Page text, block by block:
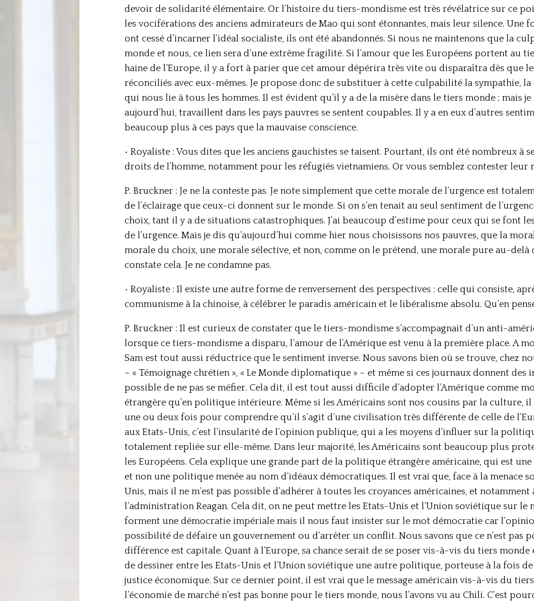
devoir de solidarité élémentaire. Or l’histoire du tiers-mondisme est très révélatrice sur ce
les vociférations des anciens admirateurs de Mao qui sont étonnantes, mais leur silence. Une
ont cessé d’incarner l’idéal socialiste, ils ont été abandonnés. Si nous ne maintenons que la
monde et nous, ce lien sera d’une extrême fragilité. Si l’amour que les Européens portent au
haine de l’Europe, il y a fort à parier que cet amour dépérira très vite ou disparaîtra dès que
réconciliés avec eux-mêmes. Je propose donc de substituer à cette culpabilité la sympathie,
qui nous lie à tous les hommes. Il est évident qu’il y a de la misère dans le tiers monde ; mais je
aujourd’hui, travaillent dans les pays pauvres se sentent coupables. Il y a en eux d’autres
beaucoup plus à ces pays que la mauvaise conscience.
• Royaliste : Vous dites que les anciens gauchistes se taisent. Pourtant, ils ont été nombreux à
droits de l’homme, notamment pour les réfugiés vietnamiens. Or vous semblez contester leur
P. Bruckner : Je ne la conteste pas. Je note simplement que cette morale de l’urgence est
de l’éclairage que ceux-ci donnent sur le monde. Si on s’en tenait au seul sentiment de
choix, tant il y a de situations catastrophiques. J’ai beaucoup d’estime pour ceux qui se font
de l’urgence. Mais je dis qu’aujourd’hui comme hier nous choisissons nos pauvres, que la
morale du choix, une morale sélective, et non, comme on le prétend, une morale pure au-delà
constate cela. Je ne condamne pas.
• Royaliste : Il existe une autre forme de renversement des perspectives : celle qui consiste,
communisme à la chinoise, à célébrer le paradis américain et le libéralisme absolu. Qu’en
P. Bruckner : Il est curieux de constater que le tiers-mondisme s’accompagnait d’un anti-
lorsque ce tiers-mondisme a disparu, l’amour de l’Amérique est venu à la première place. A
Sam est tout aussi réductrice que le sentiment inverse. Nous savons bien où se trouve, chez
– « Témoignage chrétien », « Le Monde diplomatique » – et même si ces journaux donnent des
possible de ne pas se méfier. Cela dit, il est tout aussi difficile d’adopter l’Amérique comme
étrangère qu’en politique intérieure. Même si les Américains sont nos cousins par la culture,
une ou deux fois pour comprendre qu’il s’agit d’une civilisation très différente de celle de
aux Etats-Unis, c’est l’insularité de l’opinion publique, qui a les moyens d’influer sur la
totalement repliée sur elle-même. Dans leur majorité, les Américains sont beaucoup plus
les Européens. Cela explique une grande part de la politique étrangère américaine, qui est
et non une politique menée au nom d’idéaux démocratiques. Il est vrai que, face à la menace
Unis, mais il ne m’est pas possible d’adhérer à toutes les croyances américaines, et
l’administration Reagan. Cela dit, on ne peut mettre les Etats-Unis et l’Union soviétique sur le
forment une démocratie impériale mais il nous faut insister sur le mot démocratie car
possibilité de défaire un gouvernement ou d’arrêter un conflit. Nous savons que ce n’est pas
différence est capitale. Quant à l’Europe, sa chance serait de se poser vis-à-vis du tiers
de dessiner entre les Etats-Unis et l’Union soviétique une autre politique, porteuse à la fois
justice économique. Sur ce dernier point, il est vrai que le message américain vis-à-vis du
l’économie de marché n’est pas bonne pour le tiers monde, nous l’avons vu au Chili. C’est